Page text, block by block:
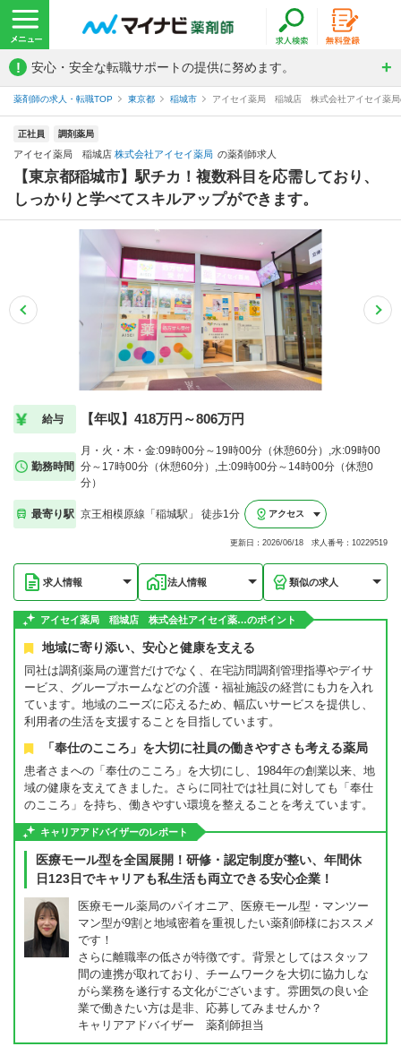
! 安心・安全な転職サポートの提供に努めます。
薬剤師の求人・転職TOP 東京都 稲城市 アイセイ薬局 稲城店 株式会社アイセイ薬局
正社員 調剤薬局
アイセイ薬局 稲城店 株式会社アイセイ薬局 の薬剤師求人
【東京都稲城市】駅チカ！複数科目を応需しており、
しっかりと学べてスキルアップができます。
給与 【年収】418万円～806万円
勤務時間
月・火・木・金:09時00分～19時00分（休憩60分）,水:09時00
分～17時00分（休憩60分）,土:09時00分～14時00分（休憩0
分）
最寄り駅 京王相模原線「稲城駅」 徒歩1分 アクセス
更新日：2026/06/18 求人番号：10229519
求人情報 法人情報 類似の求人
アイセイ薬局 稲城店 株式会社アイセイ薬…のポイント
地域に寄り添い、安心と健康を支える
同社は調剤薬局の運営だけでなく、在宅訪問調剤管理指導やデイサ
ービス、グループホームなどの介護・福祉施設の経営にも力を入れ
ています。地域のニーズに応えるため、幅広いサービスを提供し、
利用者の生活を支援することを目指しています。
「奉仕のこころ」を大切に社員の働きやすさも考える薬局
患者さまへの「奉仕のこころ」を大切にし、1984年の創業以来、地
域の健康を支えてきました。さらに同社では社員に対しても「奉仕
のこころ」を持ち、働きやすい環境を整えることを考えています。
キャリアアドバイザーのレポート
医療モール型を全国展開！研修・認定制度が整い、年間休
日123日でキャリアも私生活も両立できる安心企業！
医療モール薬局のパイオニア、医療モール型・マンツー
マン型が9割と地域密着を重視したい薬剤師様におススメ
です！
さらに離職率の低さが特徴です。背景としてはスタッフ
間の連携が取れており、チームワークを大切に協力しな
がら業務を遂行する文化がございます。雰囲気の良い企
業で働きたい方は是非、応募してみませんか？
キャリアアドバイザー 薬剤師担当